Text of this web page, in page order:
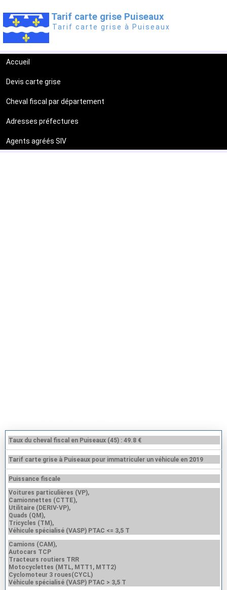
Tarif carte grise Puiseaux
Tarif carte grise à Puiseaux
Accueil
Devis carte grise
Cheval fiscal par département
Adresses préfectures
Agents agréés SIV
Taux du cheval fiscal en Puiseaux (45) : 49.8 €
Tarif carte grise à Puiseaux pour immatriculer un véhicule en 2019
Puissance fiscale
Voitures particulières (VP),
Camionnettes (CTTE),
Utilitaire (DERIV-VP),
Quads (QM),
Tricycles (TM),
Véhicule spécialisé (VASP) PTAC <= 3,5 T
Camions (CAM),
Autocars TCP
Tracteurs routiers TRR
Motocyclettes (MTL, MTT1, MTT2)
Cyclomoteur 3 roues(CYCL)
Véhicule spécialisé (VASP) PTAC > 3,5 T